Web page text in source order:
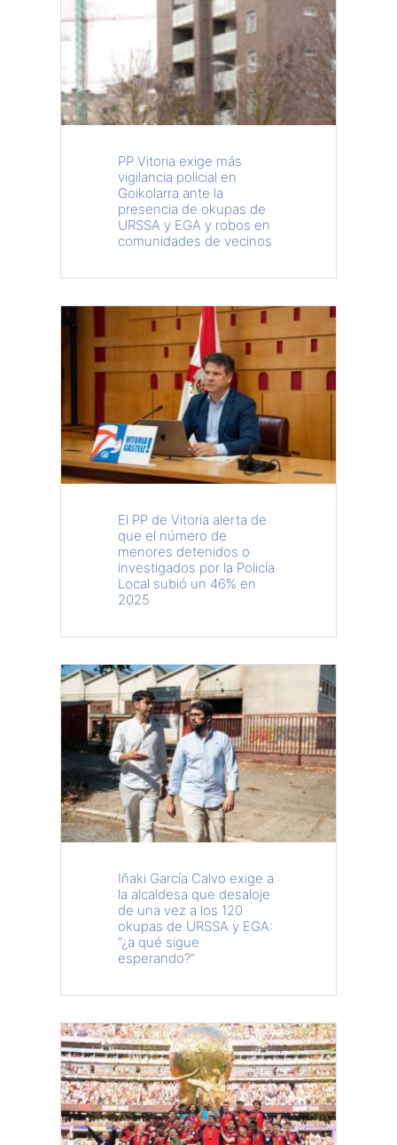
PP Vitoria exige más
vigilancia policial en
Goikolarra ante la
presencia de okupas de
URSSA y EGA y robos en
comunidades de vecinos
El PP de Vitoria alerta de
que el número de
menores detenidos o
investigados por la Policía
Local subió un 46% en
2025
Iñaki García Calvo exige a
la alcaldesa que desaloje
de una vez a los 120
okupas de URSSA y EGA:
“¿a qué sigue
esperando?”